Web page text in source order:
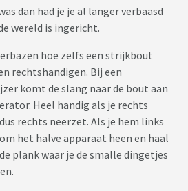
dan had je je al langer verbaasd
wereld is ingericht.
hoe zelfs een strijkbout
rechtshandigen. Bij een
komt de slang naar de bout aan
Heel handig als je rechts
rechts neerzet. Als je hem links
het halve apparaat heen en haal
plank waar je de smalle dingetjes